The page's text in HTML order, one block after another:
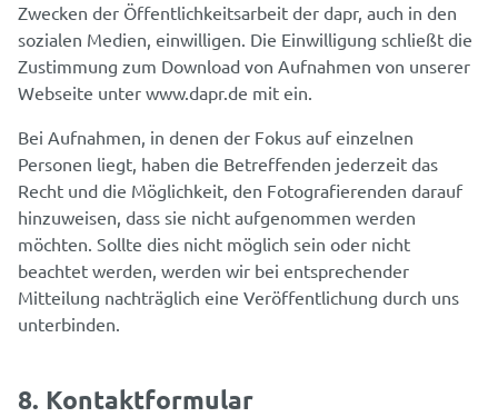
Zwecken der Öffentlichkeitsarbeit der dapr, auch in den
sozialen Medien, einwilligen. Die Einwilligung schließt die
Zustimmung zum Download von Aufnahmen von unserer
Webseite unter www.dapr.de mit ein.
Bei Aufnahmen, in denen der Fokus auf einzelnen
Personen liegt, haben die Betreffenden jederzeit das
Recht und die Möglichkeit, den Fotografierenden darauf
hinzuweisen, dass sie nicht aufgenommen werden
möchten. Sollte dies nicht möglich sein oder nicht
beachtet werden, werden wir bei entsprechender
Mitteilung nachträglich eine Veröffentlichung durch uns
unterbinden.
8. Kontaktformular